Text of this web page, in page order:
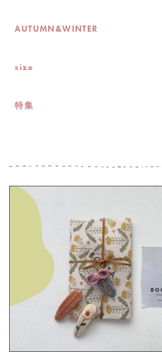
AUTUMN&WINTER
size
特集